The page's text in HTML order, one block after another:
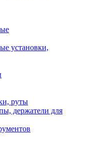
установки,
руты
держатели для